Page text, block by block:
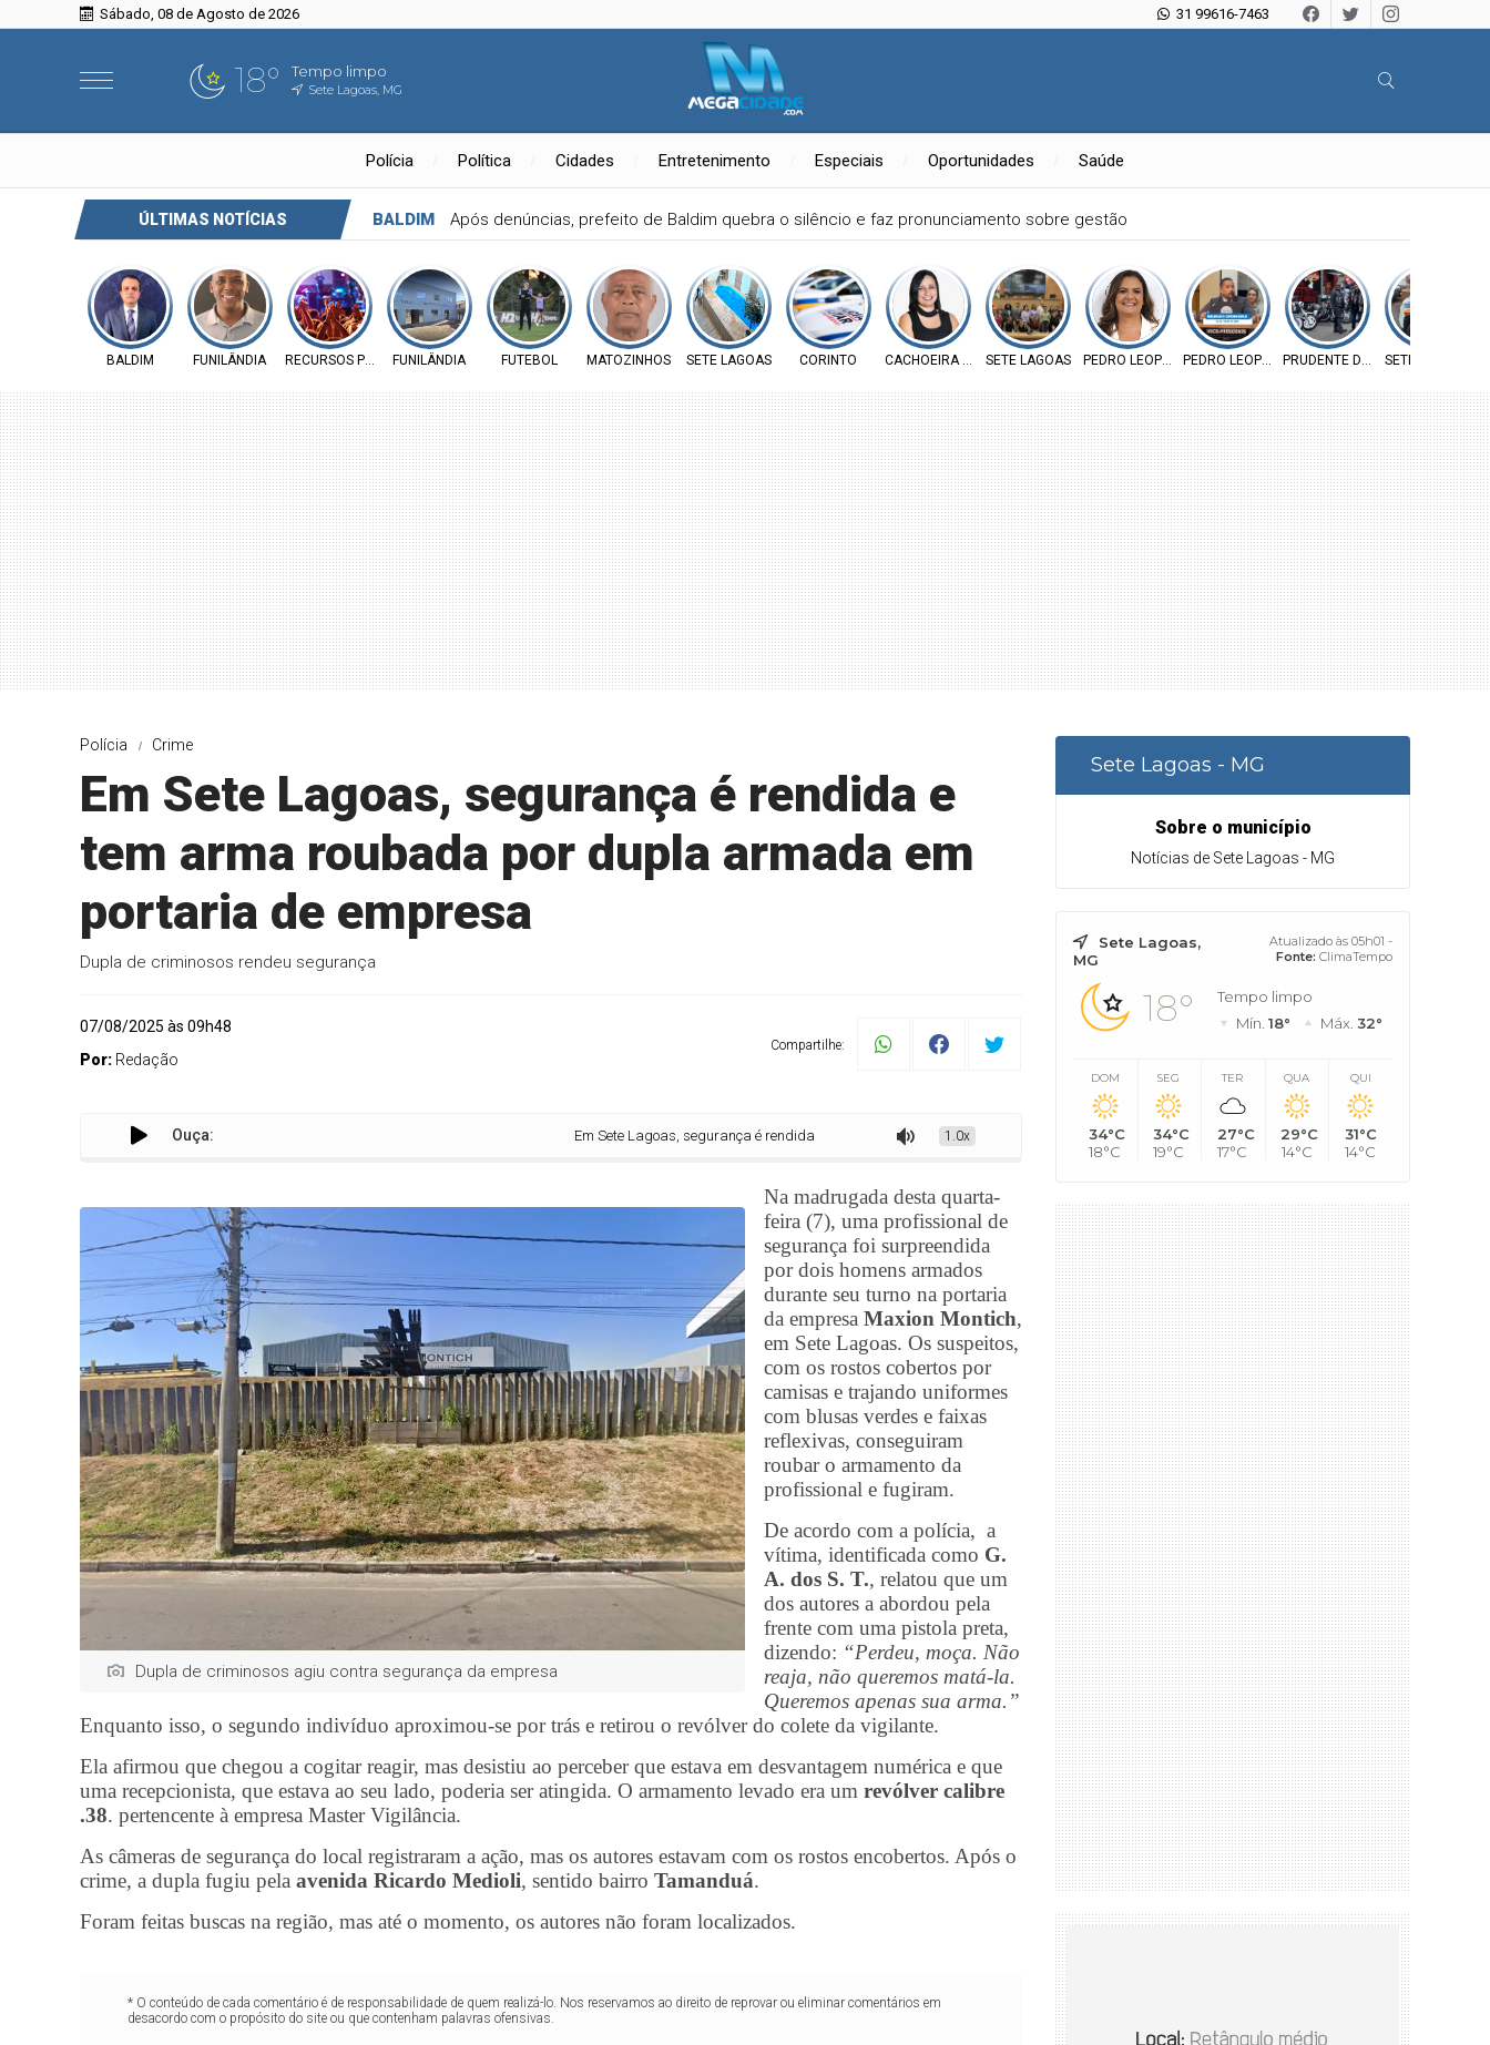
Sábado, 08 de Agosto de 2026 31 99616-7463
18° Tempo limpo
Sete Lagoas, MG
Polícia Política Cidades Entretenimento Especiais Oportunidades Saúde
ÚLTIMAS NOTÍCIAS BALDIM Após denúncias, prefeito de Baldim quebra o silêncio e faz pronunciamento sobre gestão
BALDIM FUNILÂNDIA RECURSOS PÚBLICOSFUNILÂNDIA FUTEBOL MATOZINHOS SETE LAGOAS CORINTO CACHOEIRA DA PRATASETE LAGOAS PEDRO LEOPOLDOPEDRO LEOPOLDOPRUDENTE DE MORAISSETE LAGOAS
Polícia Crime
Em Sete Lagoas, segurança é rendida e
tem arma roubada por dupla armada em
portaria de empresa
Dupla de criminosos rendeu segurança
07/08/2025 às 09h48
Por: Redação
Compartilhe:
Ouça: Em Sete Lagoas, segurança é rendida e tem arma roubada por dupla armada em portaria de empresa
1.0x
Dupla de criminosos agiu contra segurança da empresa
Na madrugada desta quarta-
feira (7), uma profissional de
segurança foi surpreendida
por dois homens armados
durante seu turno na portaria
da empresa Maxion Montich,
em Sete Lagoas. Os suspeitos,
com os rostos cobertos por
camisas e trajando uniformes
com blusas verdes e faixas
reflexivas, conseguiram
roubar o armamento da
profissional e fugiram.
De acordo com a polícia, a
vítima, identificada como G.
A. dos S. T., relatou que um
dos autores a abordou pela
frente com uma pistola preta,
dizendo: “Perdeu, moça. Não
reaja, não queremos matá-la.
Queremos apenas sua arma.”
Enquanto isso, o segundo indivíduo aproximou-se por trás e retirou o revólver do colete da vigilante.
Ela afirmou que chegou a cogitar reagir, mas desistiu ao perceber que estava em desvantagem numérica e que
uma recepcionista, que estava ao seu lado, poderia ser atingida. O armamento levado era um revólver calibre
.38. pertencente à empresa Master Vigilância.
As câmeras de segurança do local registraram a ação, mas os autores estavam com os rostos encobertos. Após o
crime, a dupla fugiu pela avenida Ricardo Medioli, sentido bairro Tamanduá.
Foram feitas buscas na região, mas até o momento, os autores não foram localizados.
* O conteúdo de cada comentário é de responsabilidade de quem realizá-lo. Nos reservamos ao direito de reprovar ou eliminar comentários em
desacordo com o propósito do site ou que contenham palavras ofensivas.
Sete Lagoas - MG
Sobre o município
Notícias de Sete Lagoas - MG
Sete Lagoas,
MG
Atualizado às 05h01 -
Fonte: ClimaTempo
18°
Tempo limpo
Mín. 18° Máx. 32°
DOM
34°C
18°C
SEG
34°C
19°C
TER
27°C
17°C
QUA
29°C
14°C
QUI
31°C
14°C